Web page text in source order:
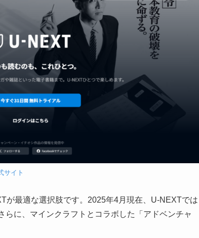
サイト
が最適な選択肢です。2025年4月現在、U-NEXTでは
に、マインクラフトとコラボした「アドベンチャ